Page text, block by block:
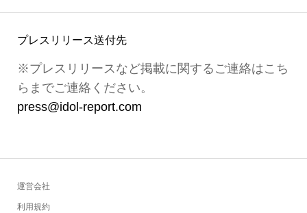
プレスリリース送付先
※プレスリリースなど掲載に関するご連絡はこち
らまでご連絡ください。
press@idol-report.com
運営会社
利用規約